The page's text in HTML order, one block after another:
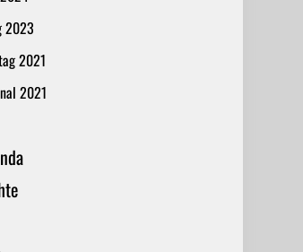
2023
2021
2021